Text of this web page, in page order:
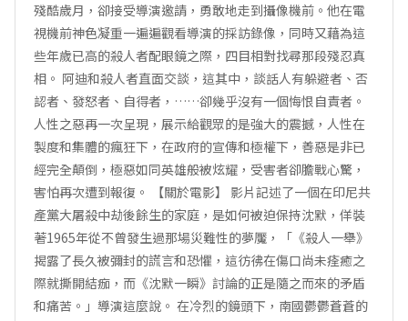
殘酷歲月，卻接受導演邀請，勇敢地走到攝像機前。他在電
視機前神色凝重一遍遍觀看導演的採訪錄像，同時又藉為這
些年歲已高的殺人者配眼鏡之際，四目相對找尋那段殘忍真
相。 阿迪和殺人者直面交談，這其中，談話人有躲避者、否
認者、發怒者、自得者，……卻幾乎沒有一個悔恨自責者。
人性之惡再一次呈現，展示給觀眾的是強大的震撼，人性在
製度和集體的瘋狂下，在政府的宣傳和極權下，善惡是非已
經完全顛倒，極惡如同英雄般被炫耀，受害者卻膽戰心驚，
害怕再次遭到報復。 【關於電影】 影片記述了一個在印尼共
產黨大屠殺中劫後餘生的家庭，是如何被迫保持沈默，佯裝
著1965年從不曾發生過那場災難性的夢魘，「《殺人一舉》
揭露了長久被彌封的謊言和恐懼，這彷彿在傷口尚未痊癒之
際就撕開結痂，而《沈默一瞬》討論的正是隨之而來的矛盾
和痛苦。」導演這麼說。 在冷烈的鏡頭下，南國鬱鬱蒼蒼的